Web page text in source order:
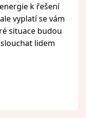
k řešení
vyplatí se vám
situace budou
lidem